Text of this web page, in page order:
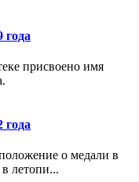
года
присвоено имя
года
о медали в
летопи...